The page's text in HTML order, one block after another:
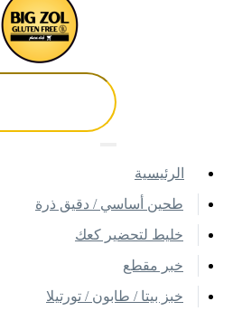
اﻟﺮﺋﻴﺴﻴﺔ
طحين أساسي / دقيق ذرة
خليط لتحضير كعك
خبر مقطع
خبز بيتا / طابون / تورتيلا